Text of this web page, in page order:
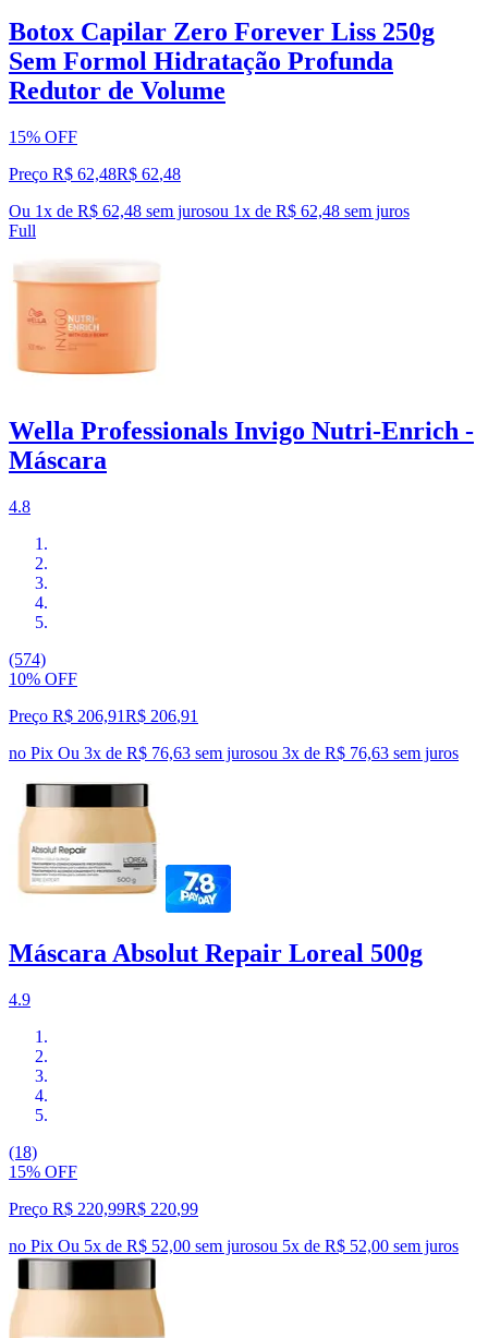
Botox Capilar Zero Forever Liss 250g
Sem Formol Hidratação Profunda
Redutor de Volume
15% OFF
Preço R$ 62,48R$ 62,48
Ou 1x de R$ 62,48 sem jurosou 1x de R$ 62,48 sem juros
Full
Wella Professionals Invigo Nutri-Enrich -
Máscara
4.8
(574)
10% OFF
Preço R$ 206,91R$ 206,91
no Pix Ou 3x de R$ 76,63 sem jurosou 3x de R$ 76,63 sem juros
Máscara Absolut Repair Loreal 500g
4.9
(18)
15% OFF
Preço R$ 220,99R$ 220,99
no Pix Ou 5x de R$ 52,00 sem jurosou 5x de R$ 52,00 sem juros